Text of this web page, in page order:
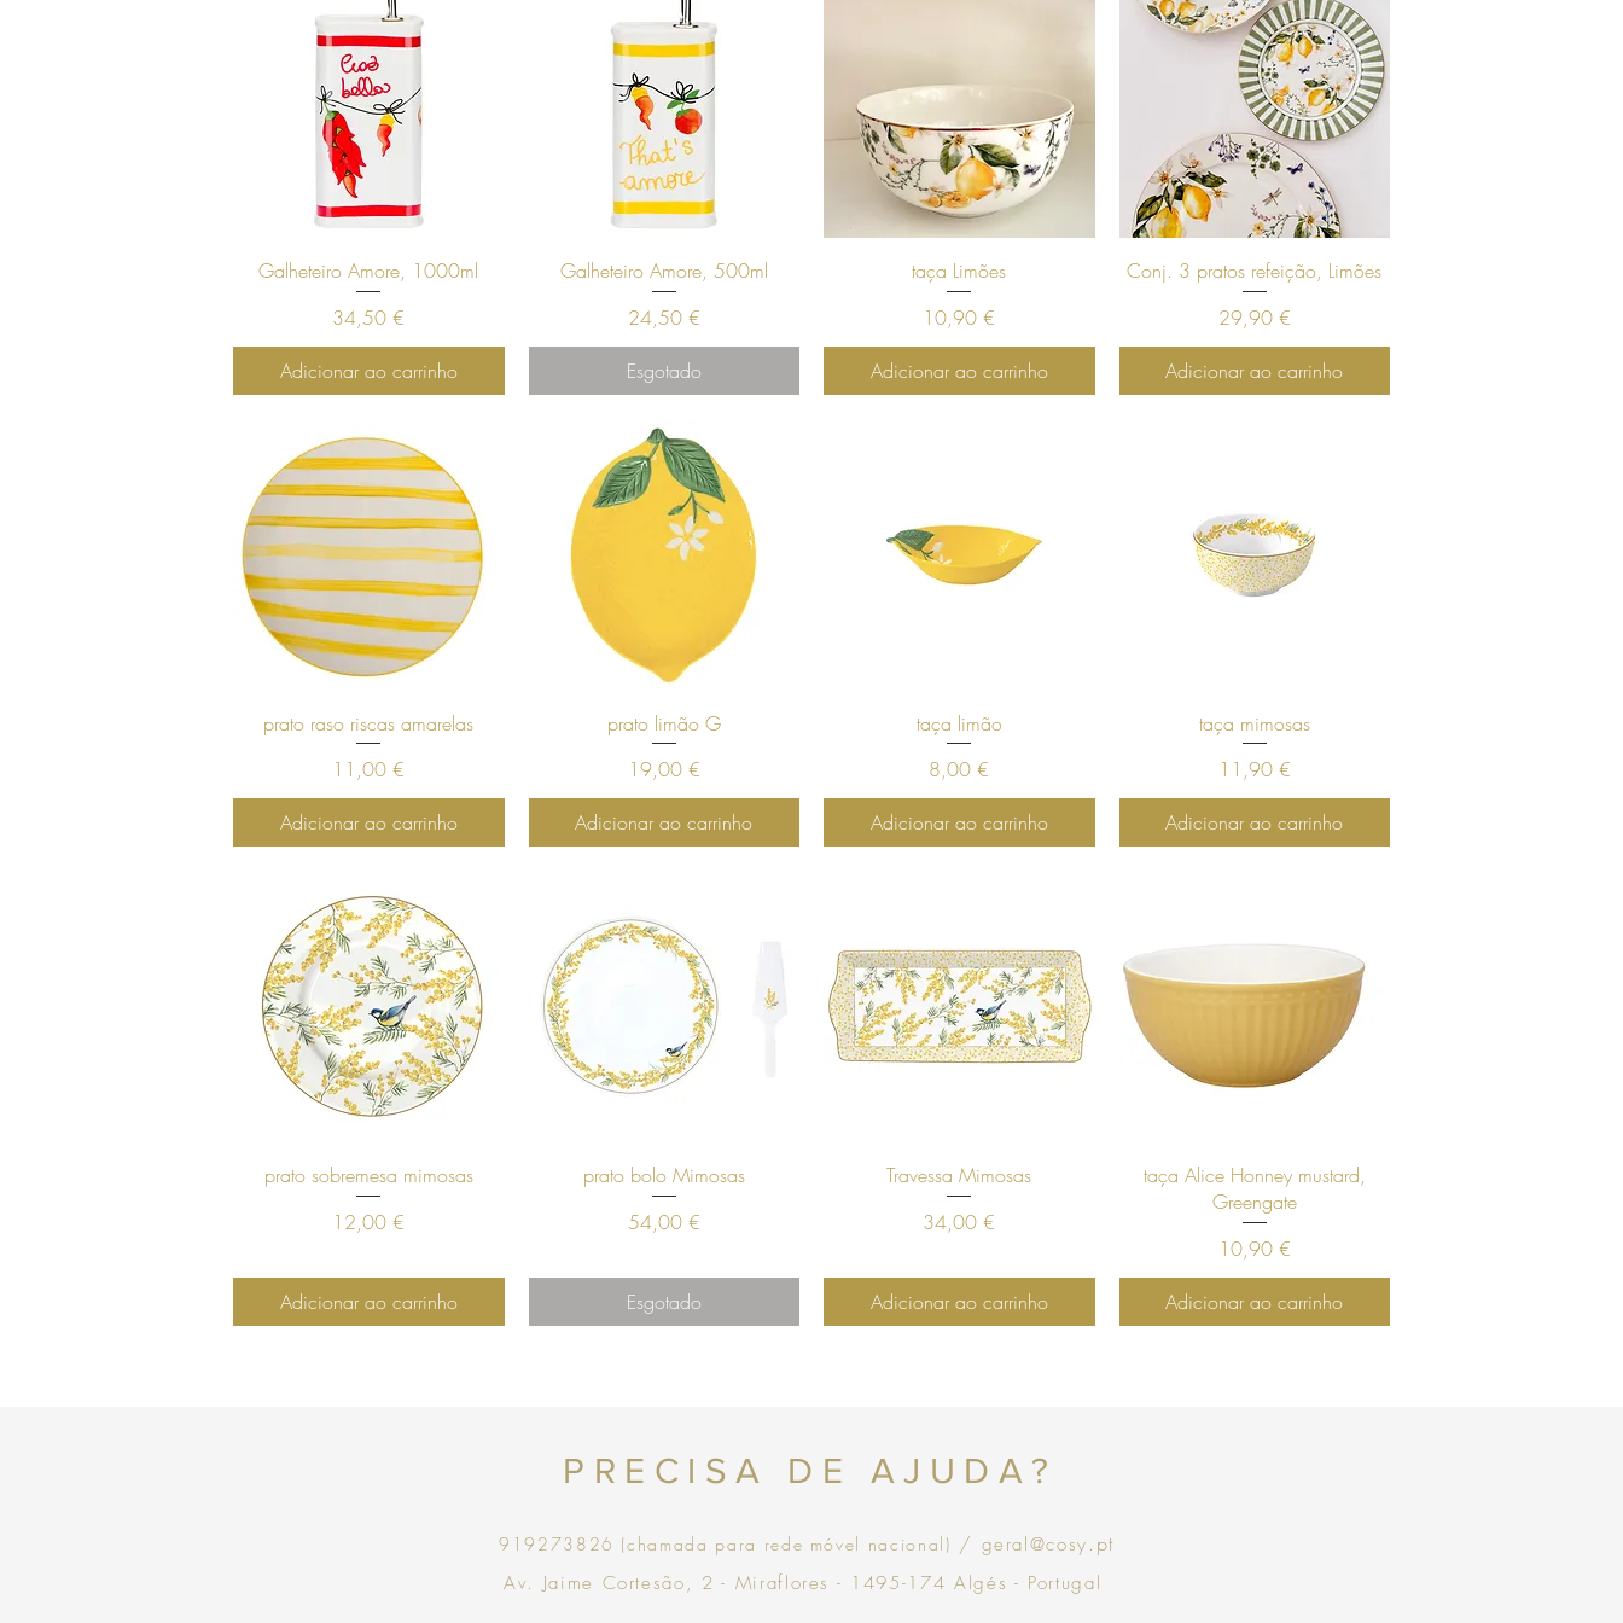
Visualização rápida
Galheteiro Amore, 1000ml
Preço
34,50 €
Adicionar ao carrinho
Visualização rápida
Galheteiro Amore, 500ml
Preço
24,50 €
Esgotado
Visualização rápida
taça Limões
Preço
10,90 €
Adicionar ao carrinho
Visualização rápida
Conj. 3 pratos refeição, Limões
Preço
29,90 €
Adicionar ao carrinho
Visualização rápida
prato raso riscas amarelas
Preço
11,00 €
Adicionar ao carrinho
Visualização rápida
prato limão G
Preço
19,00 €
Adicionar ao carrinho
Visualização rápida
taça limão
Preço
8,00 €
Adicionar ao carrinho
Visualização rápida
taça mimosas
Preço
11,90 €
Adicionar ao carrinho
Visualização rápida
prato sobremesa mimosas
Preço
12,00 €
Adicionar ao carrinho
Visualização rápida
prato bolo Mimosas
Preço
54,00 €
Esgotado
Visualização rápida
Travessa Mimosas
Preço
34,00 €
Adicionar ao carrinho
Visualização rápida
taça Alice Honney mustard,
Greengate
Preço
10,90 €
Adicionar ao carrinho
PRECISA DE AJUDA?
919273826 (chamada para rede móvel nacional) / geral@cosy .pt
Av. Jaime Cortesão, 2 - Miraflores - 1495-174 Algés - Portugal